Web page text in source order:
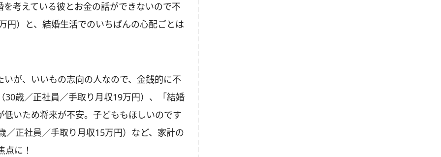
考えている彼とお金の話ができないので不
円）と、結婚生活でのいちばんの心配ごとは
が、いいもの志向の人なので、金銭的に不
歳／正社員／手取り月収19万円）、「結婚
いため将来が不安。子どももほしいのです
正社員／手取り月収15万円）など、家計の
に！